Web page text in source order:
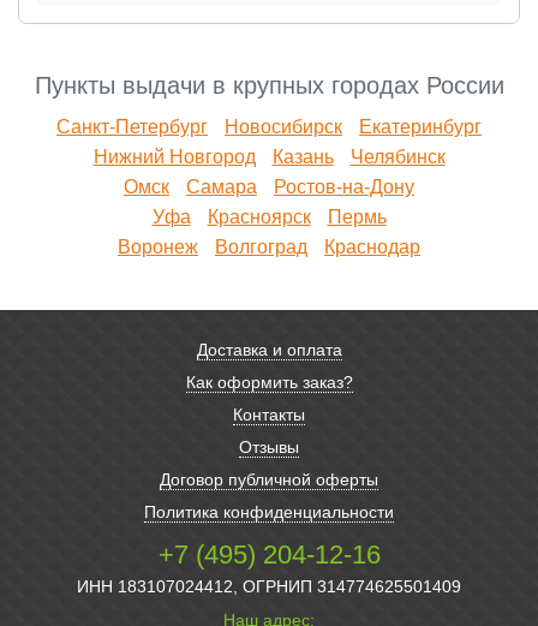
Пункты выдачи в крупных городах России
Санкт-Петербург Новосибирск
Екатеринбург
Нижний Новгород
Казань
Челябинск
Омск
Самара
Ростов-на-Дону
Уфа
Красноярск
Пермь
Воронеж
Волгоград Краснодар
Доставка и оплата
Как оформить заказ?
Контакты
Отзывы
Договор публичной оферты
Политика конфиденциальности
+7 (495) 204-12-16
ИНН 183107024412, ОГРНИП 314774625501409
Наш адрес: